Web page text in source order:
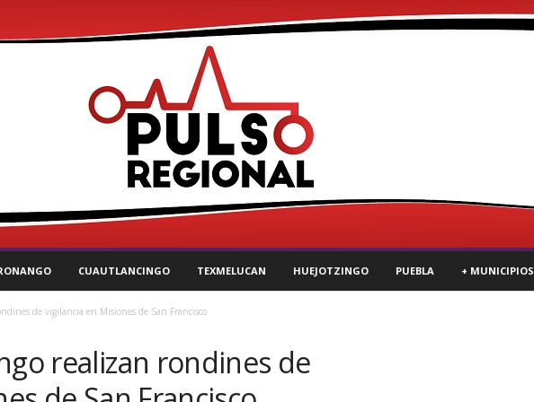
CUAUTLANCINGO TEXMELUCAN HUEJOTZINGO PUEBLA + MUNICIPIOS
de vigilancia en Misiones de San Francisco
realizan rondines de